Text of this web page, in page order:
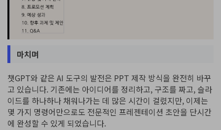
마치며
챗GPT와 같은 AI 도구의 발전은 PPT 제작 방식을 완전히 바꾸
고 있습니다. 기존에는 아이디어를 정리하고, 구조를 짜고, 슬라
이드를 하나하나 채워나가는 데 많은 시간이 걸렸지만, 이제는
몇 가지 명령어만으로도 전문적인 프레젠테이션 초안을 단시간
에 완성할 수 있게 되었습니다.